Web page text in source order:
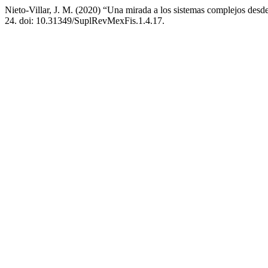
Nieto-Villar, J. M. (2020) “Una mirada a los sistemas complejos
24. doi: 10.31349/SuplRevMexFis.1.4.17.